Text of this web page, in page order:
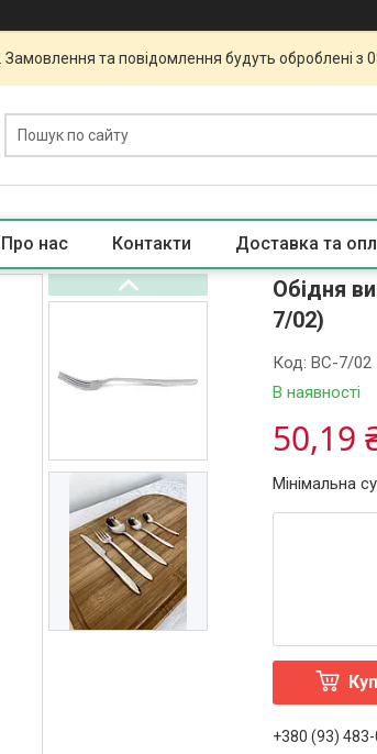
Замовлення та повідомлення будуть оброблені з
Про нас Контакти Доставка та
Обідня
7/02)
В наявності
Код:BC-7/02
50,19
Мінімальна
+380 (93)